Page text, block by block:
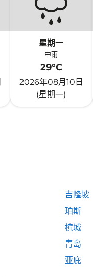
星期一
中雨
29°C
2026年08月10日
(星期一)
吉隆坡
珀斯
槟城
青岛
亚庇